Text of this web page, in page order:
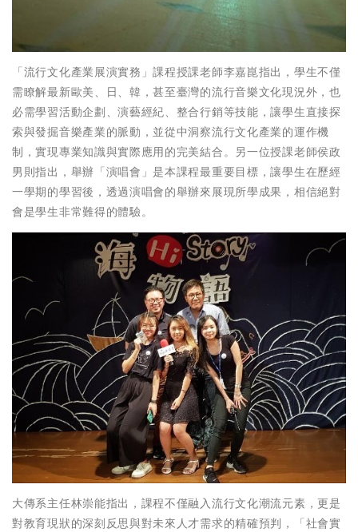
「流行文化產業展演實務」課程授課老師李嘉崑指出，學生不僅
需瞭解最新歐美、日、韓，甚至臺灣的流行音樂文化現況外，也
必需學習活動企劃、演藝經紀、整合行銷等技能，讓學生直接探
索與發掘音樂產業的脈動，並從中洞察流行文化產業的運作機
制，實現專業知識與實際應用的完美結合。另一位授課老師侯政
男則指出，舉辦「演唱會」是本課程最重要目標，讓學生在歷經
一學期的學習後，透過演唱會的舉辦來展現所學成果，相信絕對
會是學生非常難得的體驗。
大傳系主任林崇能指出，課程不僅融入流行文化潮流元素，更是
對教育現狀的深刻反思與對未來人才需求的精確預判，「社會實